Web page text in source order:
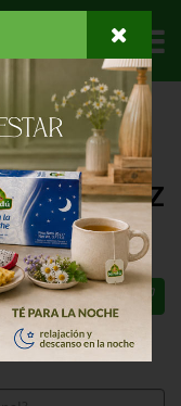
MOTTS APPLE
64 OZ